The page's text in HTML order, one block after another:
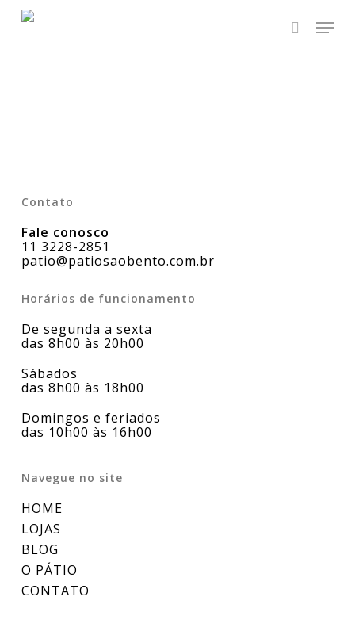
Skip
search
Contato
Fale conosco
11 3228-2851
patio@patiosaobento.com.br
Horários de funcionamento
De segunda a sexta
das 8h00 às 20h00
Sábados
das 8h00 às 18h00
Domingos e feriados
das 10h00 às 16h00
Navegue no site
HOME
LOJAS
BLOG
O PÁTIO
CONTATO